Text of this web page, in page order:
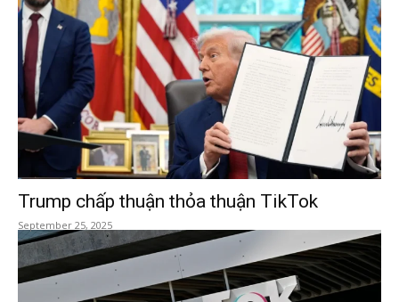
Trump chấp thuận thỏa thuận TikTok
September 25, 2025